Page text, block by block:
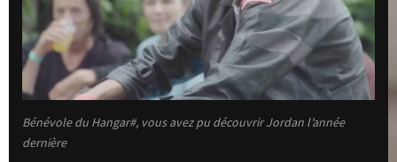
Bénévole du Hangar#, vous avez pu découvrir Jordan l’année
dernière